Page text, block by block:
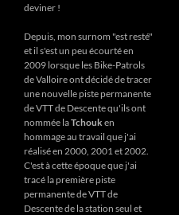
deviner !
Depuis, mon surnom "est resté"
et il s'est un peu écourté en
2009 lorsque les Bike-Patrols
de Valloire ont décidé de tracer
une nouvelle piste permanente
de VTT de Descente qu'ils ont
nommée laTchouken
hommage au travail que j'ai
réalisé en 2000, 2001 et 2002.
C'est à cette époque que j'ai
tracé la première piste
permanente de VTT de
Descente de la station seul et